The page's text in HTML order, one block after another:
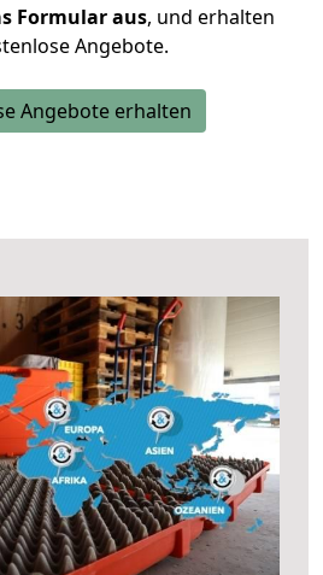
Formular aus, und erhalten
Angebote.
Angebote erhalten